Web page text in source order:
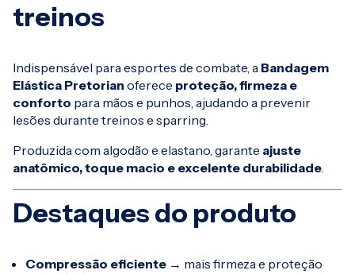
treinos
Indispensável para esportes de combate, a Bandagem
Elástica Pretorian oferece proteção, firmeza e
conforto para mãos e punhos, ajudando a prevenir
lesões durante treinos e sparring.
Produzida com algodão e elastano, garante ajuste
anatômico, toque macio e excelente durabilidade.
Destaques do produto
Compressão eficiente → mais firmeza e proteção